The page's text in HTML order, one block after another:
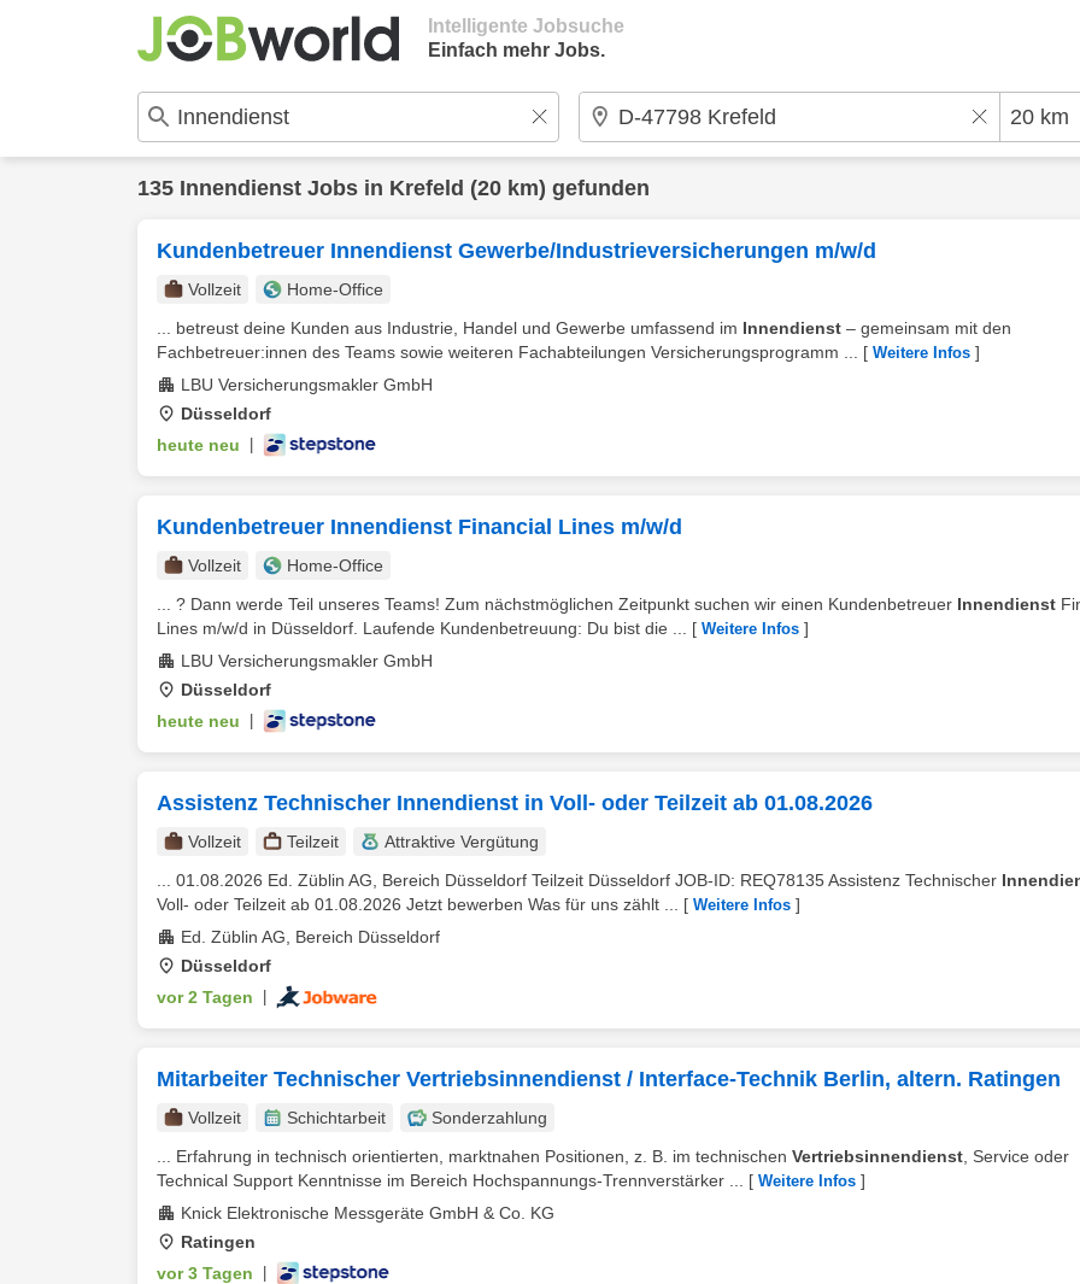
Intelligente Jobsuche
Einfach mehr Jobs.
135 Innendienst Jobs in Krefeld (20 km) gefunden
Kundenbetreuer Innendienst Gewerbe/Industrieversicherungen m/w/d
Vollzeit
Home-Office
... betreust deine Kunden aus Industrie, Handel und Gewerbe umfassend im Innendienst – gemeinsam mit den
Fachbetreuer:innen des Teams sowie weiteren Fachabteilungen Versicherungsprogramm ...
[ Weitere Infos ]
LBU Versicherungsmakler GmbH
Düsseldorf
heute neu
Kundenbetreuer Innendienst Financial Lines m/w/d
Vollzeit
Home-Office
... ? Dann werde Teil unseres Teams! Zum nächstmöglichen Zeitpunkt suchen wir einen Kundenbetreuer Innendienst
Lines m/w/d in Düsseldorf. Laufende Kundenbetreuung: Du bist die ...
[ Weitere Infos ]
LBU Versicherungsmakler GmbH
Düsseldorf
heute neu
Assistenz Technischer Innendienst in Voll- oder Teilzeit ab 01.08.2026
Vollzeit Teilzeit
Attraktive Vergütung
... 01.08.2026 Ed. Züblin AG, Bereich Düsseldorf Teilzeit Düsseldorf JOB-ID: REQ78135 Assistenz Technischer
Voll- oder Teilzeit ab 01.08.2026 Jetzt bewerben Was für uns zählt ...
[ Weitere Infos ]
Ed. Züblin AG, Bereich Düsseldorf
Düsseldorf
vor 2 Tagen
Mitarbeiter Technischer Vertriebsinnendienst / Interface-Technik Berlin, altern. Ratingen
Vollzeit Schichtarbeit
Sonderzahlung
... Erfahrung in technisch orientierten, marktnahen Positionen, z. B. im technischen Vertriebsinnendienst , Service oder
Technical Support Kenntnisse im Bereich Hochspannungs-Trennverstärker ...
[ Weitere Infos ]
Knick Elektronische Messgeräte GmbH & Co. KG
Ratingen
vor 3 Tagen